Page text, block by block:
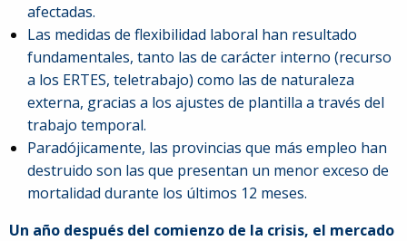
afectadas.
Las medidas de flexibilidad laboral han resultado
fundamentales, tanto las de carácter interno (recurso
a los ERTES, teletrabajo) como las de naturaleza
externa, gracias a los ajustes de plantilla a través del
trabajo temporal.
Paradójicamente, las provincias que más empleo han
destruido son las que presentan un menor exceso de
mortalidad durante los últimos 12 meses.
Un año después del comienzo de la crisis, el mercado